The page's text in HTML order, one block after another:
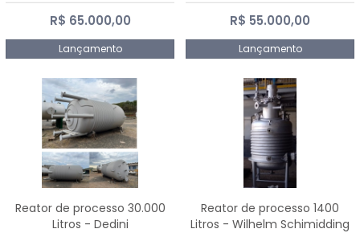
R$ 65.000,00
Lançamento
R$ 55.000,00
Lançamento
Reator de processo 30.000
Litros - Dedini
Reator de processo 1400
Litros - Wilhelm Schimidding